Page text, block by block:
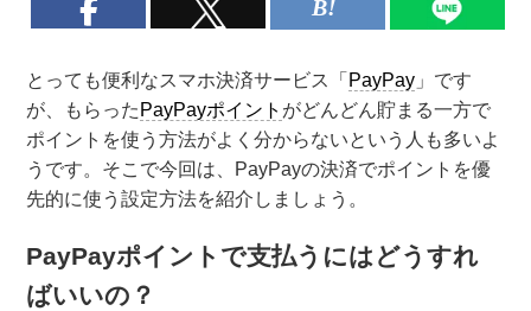
とっても便利なスマホ決済サービス「 PayPay 」です
が、もらった PayPayポイント がどんどん貯まる一方で
ポイントを使う方法がよく分からないという人も多いよ
うです。そこで今回は、PayPayの決済でポイントを優
先的に使う設定方法を紹介しましょう。
PayPayポイントで支払うにはどうすれ
ばいいの？